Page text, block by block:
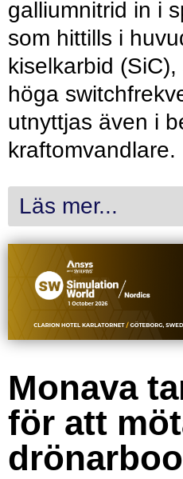
galliumnitrid in i
som hittills i
kiselkarbid
höga
utnyttjas även i
kraftomvandlare.
Läs mer...
Monava
för att